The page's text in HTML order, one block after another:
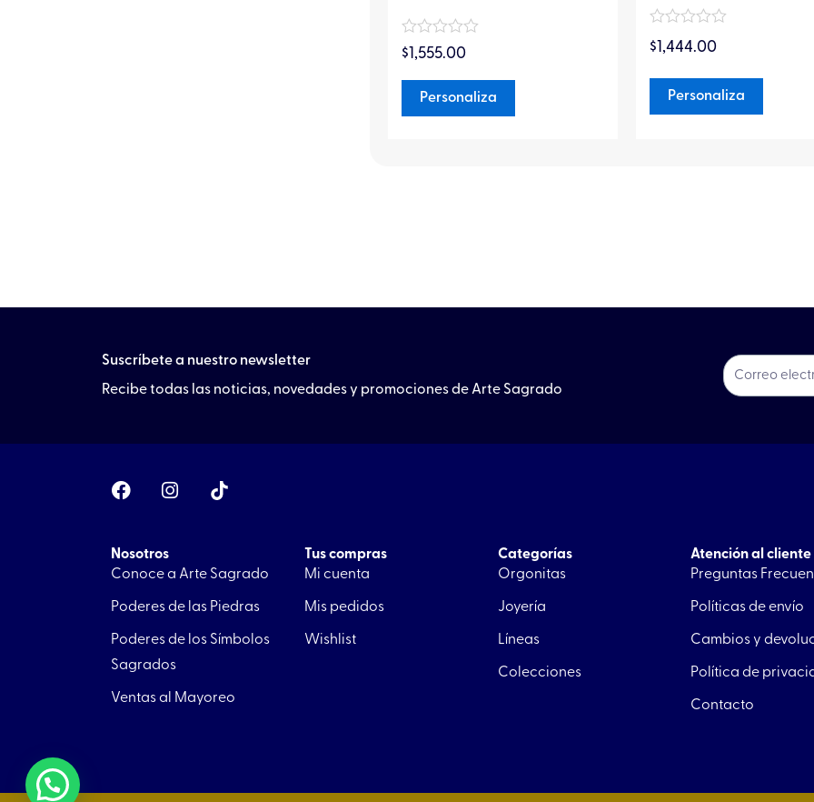
$1,555.00
Personaliza
Valorado
en
0
$1,444.00
Personaliza
Valorado
en
de
Suscríbete a nuestro newsletter
Recibe todas las noticias, novedades y promociones de Arte Sagrado
F
a
b
o
k
I
n
a
g
a
m
Nosotros
Conoce a Arte Sagrado
Poderes de las Piedras
Poderes de los Símbolos
Sagrados
Ventas al Mayoreo
Tus compras
Mi cuenta
Mis pedidos
Wishlist
Categorías
Orgonitas
Joyería
Líneas
Colecciones
Atención al cliente
Preguntas
Políticas de envío
Cambios y
Política de
Contacto